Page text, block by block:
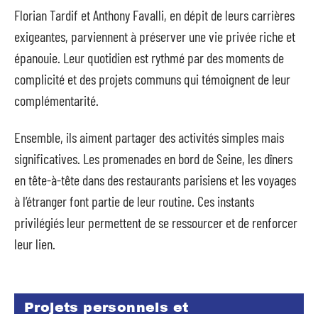
Florian Tardif et Anthony Favalli, en dépit de leurs carrières
exigeantes, parviennent à préserver une vie privée riche et
épanouie. Leur quotidien est rythmé par des moments de
complicité et des projets communs qui témoignent de leur
complémentarité.
Ensemble, ils aiment partager des activités simples mais
significatives. Les promenades en bord de Seine, les dîners
en tête-à-tête dans des restaurants parisiens et les voyages
à l’étranger font partie de leur routine. Ces instants
privilégiés leur permettent de se ressourcer et de renforcer
leur lien.
Projets personnels et